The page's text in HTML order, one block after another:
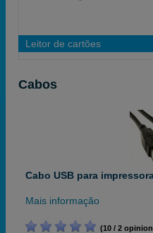
Leitor de cartões
Cabos
Cabo USB para
Mais informação
(10 / 2